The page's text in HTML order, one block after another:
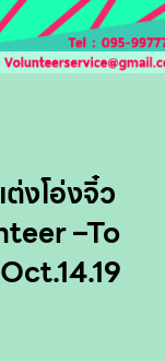
งโอ่งจิ๋ว
–To